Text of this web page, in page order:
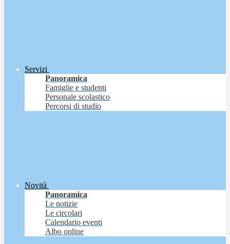
Servizi
Panoramica
Famiglie e studenti
Personale scolastico
Percorsi di studio
Novità
Panoramica
Le notizie
Le circolari
Calendario eventi
Albo online